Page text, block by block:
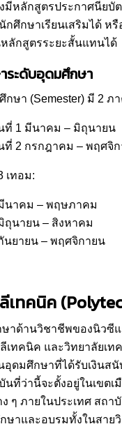
มีหลักสูตรประกาศนียบั
ศึกษาเรียนเสริมได้ หรื
หลักสูตรระยะสั้นแทนได้
ระดับอุดมศึกษา
กษา (Semester) มี 2 ภ
ที่ 1 มีนาคม – มิถุนายน
ที่ 2 กรกฎาคม – พฤศจิ
เทอม:
นาคม – พฤษภาคม
ถุนายน – สิงหาคม
นยายน – พฤศจิกายน
เทคนิค (
าด้านวิชาชีพของนิวซี
เทคนิค และวิทยาลัยเท
อุดมศึกษาที่ได้รับเงินส
นที่ว่านี้จะตั้งอยู่ในเขตเ
ๆ ภายในประเทศ สถา
ษาและอบรมทั้งในสาย